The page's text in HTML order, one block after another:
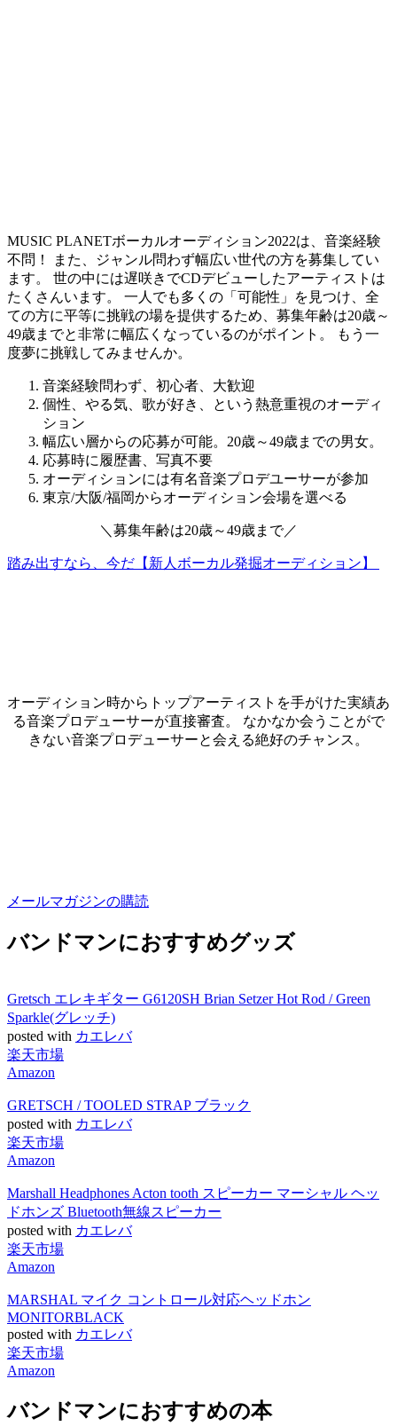
MUSIC PLANETボーカルオーディション2022は、音楽経験
不問！ また、ジャンル問わず幅広い世代の方を募集してい
ます。 世の中には遅咲きでCDデビューしたアーティストは
たくさんいます。 一人でも多くの「可能性」を見つけ、全
ての方に平等に挑戦の場を提供するため、募集年齢は20歳～
49歳までと非常に幅広くなっているのがポイント。
もう一
度夢に挑戦してみませんか。
音楽経験問わず、初心者、大歓迎
個性、やる気、歌が好き、という熱意重視のオーディ
ション
幅広い層からの応募が可能。20歳～49歳までの男女。
応募時に履歴書、写真不要
オーディションには有名音楽プロデユーサーが参加
東京/大阪/福岡からオーディション会場を選べる
＼ 募集年齢は20歳～49歳まで／
踏み出すなら、今だ【新人ボーカル発掘オーディション】
オーディション時からトップアーティストを手がけた実績あ
る音楽プロデューサーが直接審査。 なかなか会うことがで
きない音楽プロデューサーと会える絶好のチャンス。
メールマガジンの購読
バンドマンにおすすめグッズ
Gretsch エレキギター G6120SH Brian Setzer Hot Rod / Green
Sparkle(グレッチ)
posted with カエレバ
楽天市場
Amazon
GRETSCH / TOOLED STRAP ブラック
posted with カエレバ
楽天市場
Amazon
Marshall Headphones Acton tooth スピーカー マーシャル ヘッ
ドホンズ Bluetooth無線スピーカー
posted with カエレバ
楽天市場
Amazon
MARSHAL マイク コントロール対応ヘッドホン
MONITORBLACK
posted with カエレバ
楽天市場
Amazon
バンドマンにおすすめの本